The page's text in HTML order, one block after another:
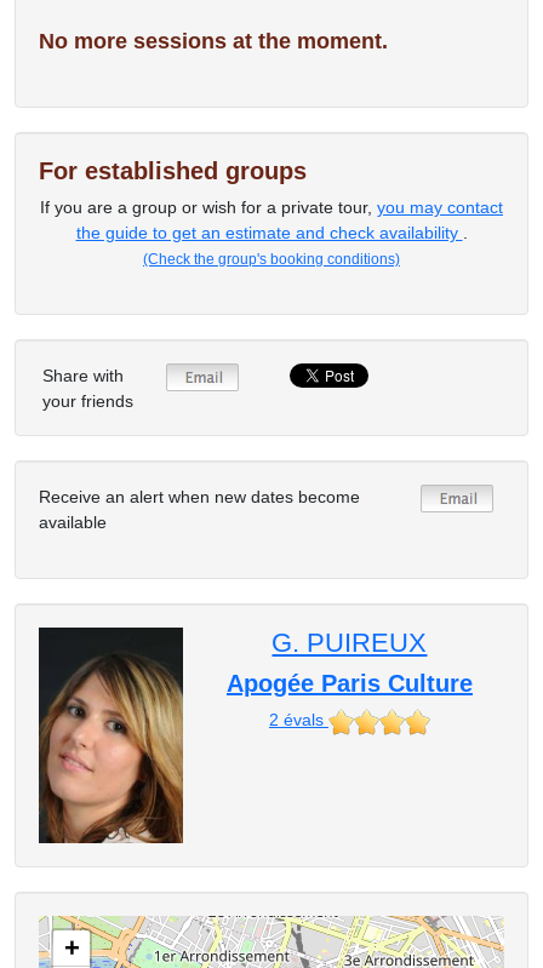
No more sessions at the moment.
For established groups
If you are a group or wish for a private tour, you may contact
the guide to get an estimate and check availability
(Check the group's booking conditions)
Share with
your friends
Receive an alert when new dates become
available
G. PUIREUX
Apogée Paris Culture
2 évals
+